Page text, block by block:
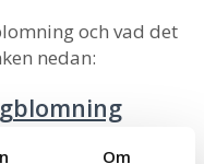
Om
och vad det
nedan: